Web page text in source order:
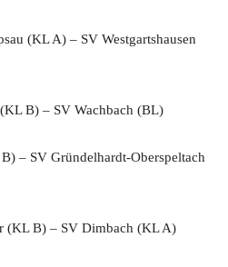
(KL A) – SV Westgartshausen
B) – SV Wachbach (BL)
– SV Gründelhardt-Oberspeltach
(KL B) – SV Dimbach (KL A)